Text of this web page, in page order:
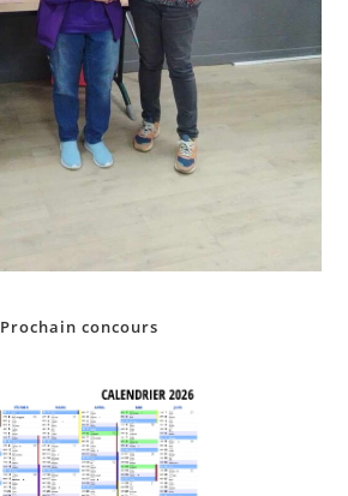
Prochain concours